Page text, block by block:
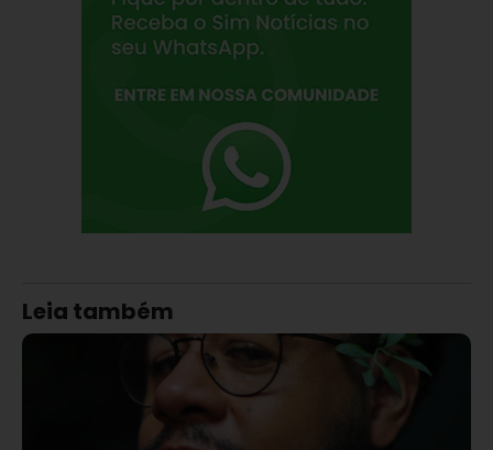
Leia também